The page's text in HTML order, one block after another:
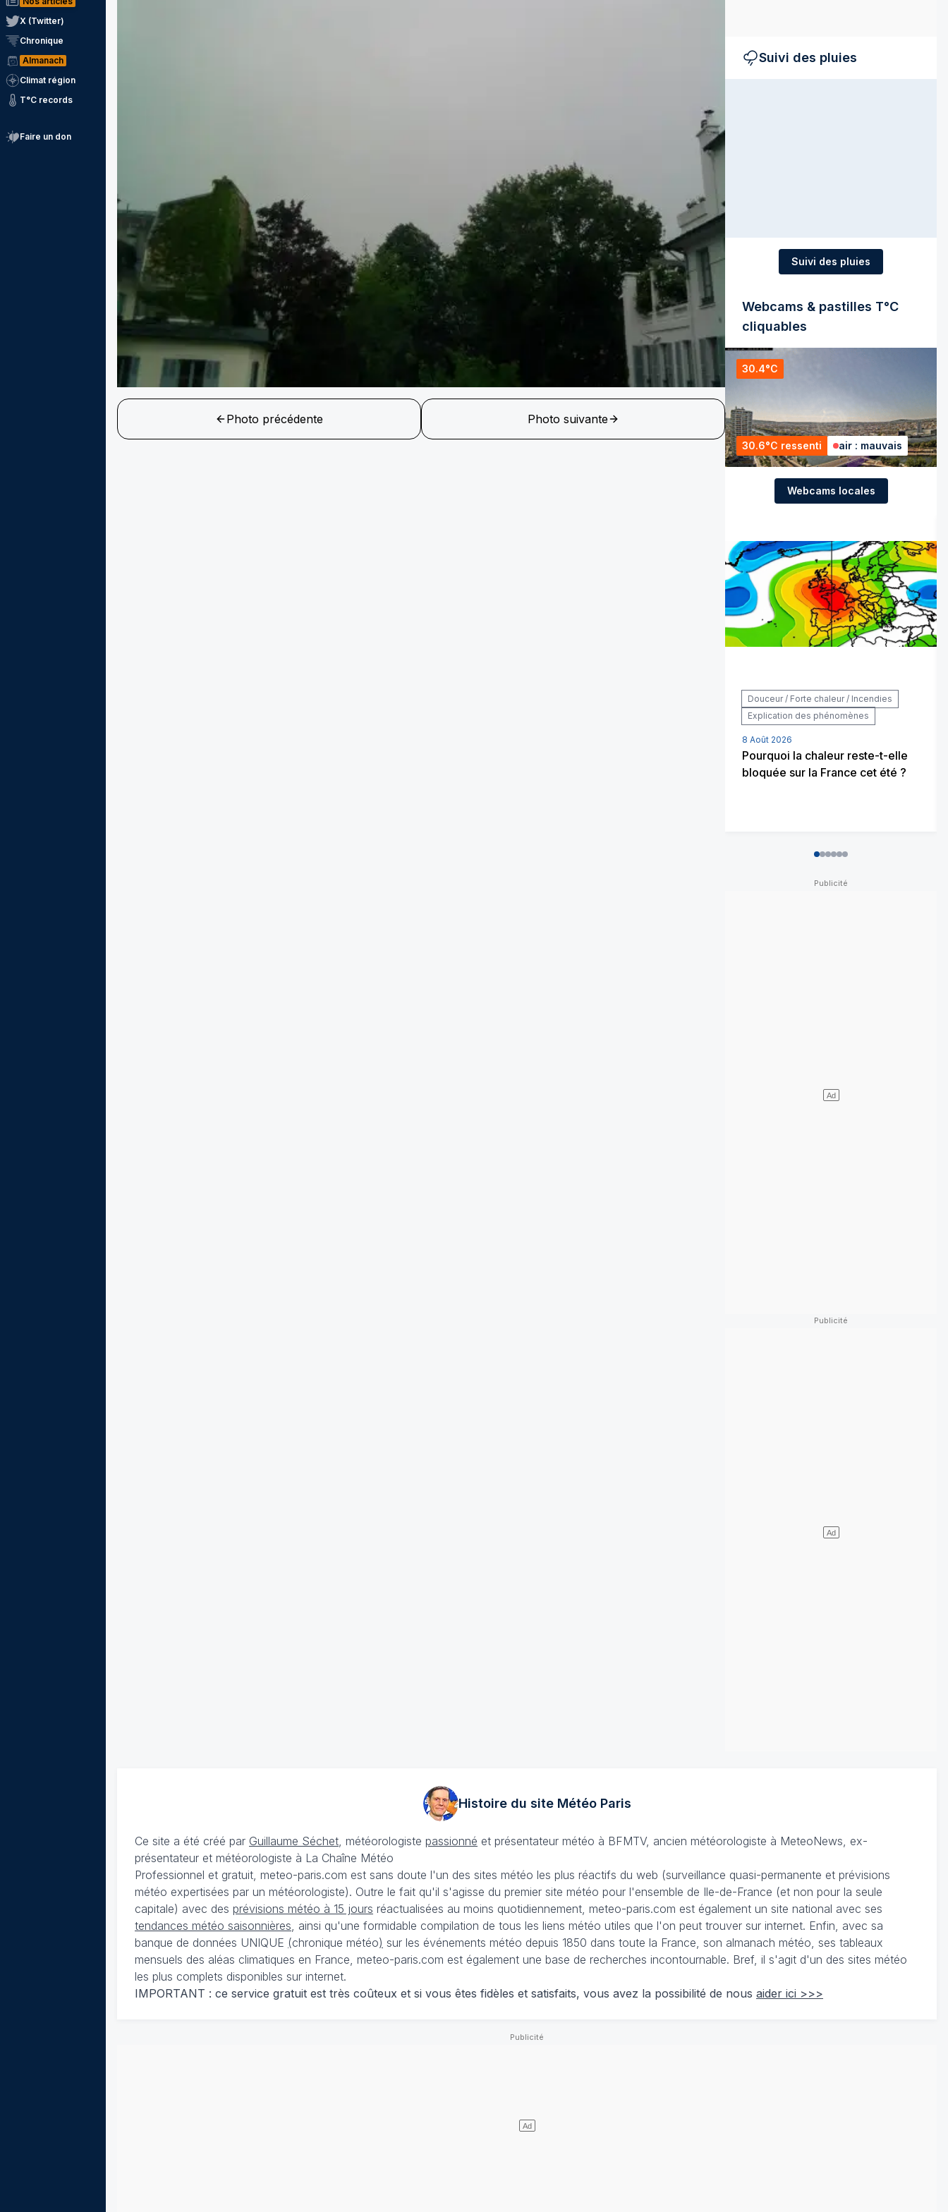
X (Twitter)
Chronique
Almanach
Climat région
T°C records
Faire un don
Photo précédente Photo suivante
Suivi des pluies
Suivi des pluies
Webcams & pastilles T°C
cliquables
30.4°C
30.6°C ressenti air : mauvais
Webcams locales
Douceur / Forte chaleur / Incendies
Explication des phénomènes
8 Août 2026
Pourquoi la chaleur reste-t-elle
bloquée sur la France cet été ?
012345
Histoire du site MétéoParis
Ce site a été créé par Guillaume Séchet , météorologiste passionné et présentateur météo à BFMTV, ancien météorologiste à MeteoNews, ex-
présentateur et météorologiste à La Chaîne Météo
Professionnel et gratuit, meteo-paris.com est sans doute l'un des sites météo les plus réactifs du web (surveillance quasi-permanente et prévisions
météo expertisées par un météorologiste). Outre le fait qu'il s'agisse du premier site météo pour l'ensemble de Ile-de-France (et non pour la seule
capitale) avec des prévisions météo à 15 jours réactualisées au moins quotidiennement, meteo-paris.com est également un site national avec ses
tendances météo saisonnières , ainsi qu'une formidable compilation de tous les liens météo utiles que l'on peut trouver sur internet. Enfin, avec sa
banque de données UNIQUE (chronique météo) sur les événements météo depuis 1850 dans toute la France, son almanach météo, ses tableaux
mensuels des aléas climatiques en France, meteo-paris.com est également une base de recherches incontournable. Bref, il s'agit d'un des sites météo
les plus complets disponibles sur internet.
IMPORTANT : ce service gratuit est très coûteux et si vous êtes fidèles et satisfaits, vous avez la possibilité de nous aider ici >>>